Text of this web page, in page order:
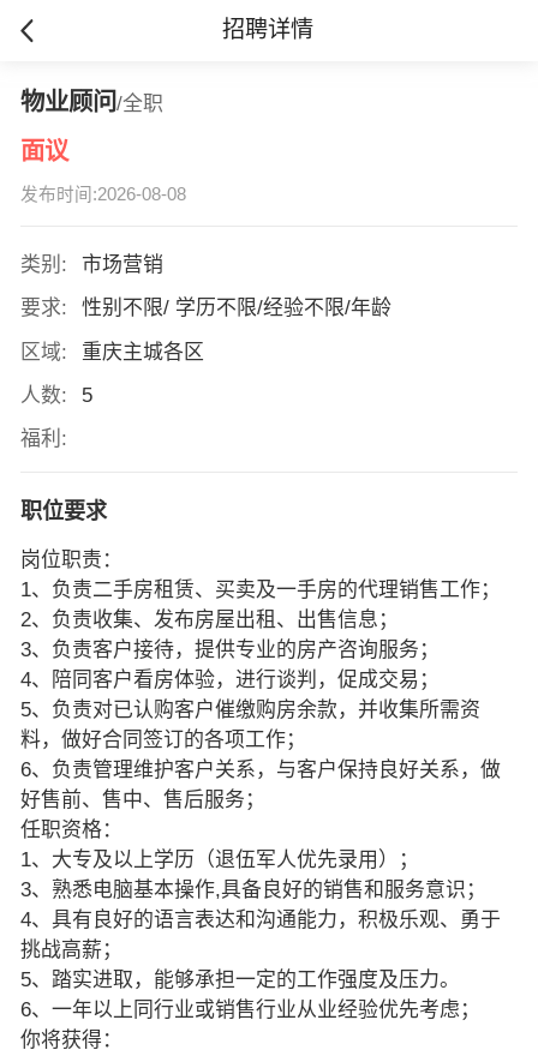
招聘详情
物业顾问/全职
面议
发布时间:2026-08-08
类别:
市场营销
要求:
性别不限/ 学历不限/经验不限/年龄
区域:
重庆主城各区
人数:
5
福利:
职位要求
岗位职责：
1、负责二手房租赁、买卖及一手房的代理销售工作；
2、负责收集、发布房屋出租、出售信息；
3、负责客户接待，提供专业的房产咨询服务；
4、陪同客户看房体验，进行谈判，促成交易；
5、负责对已认购客户催缴购房余款，并收集所需资
料，做好合同签订的各项工作；
6、负责管理维护客户关系，与客户保持良好关系，做
好售前、售中、售后服务；
任职资格：
1、大专及以上学历（退伍军人优先录用）；
3、熟悉电脑基本操作,具备良好的销售和服务意识；
4、具有良好的语言表达和沟通能力，积极乐观、勇于
挑战高薪；
5、踏实进取，能够承担一定的工作强度及压力。
6、一年以上同行业或销售行业从业经验优先考虑；
你将获得：